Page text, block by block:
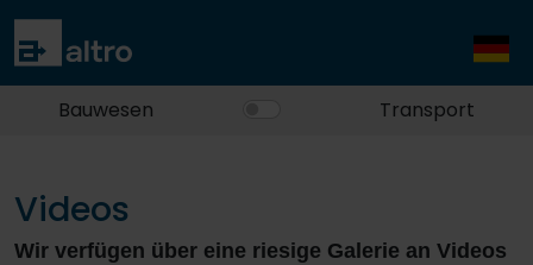
Bauwesen Transport
Videos
Wir verfügen über eine riesige Galerie an Videos